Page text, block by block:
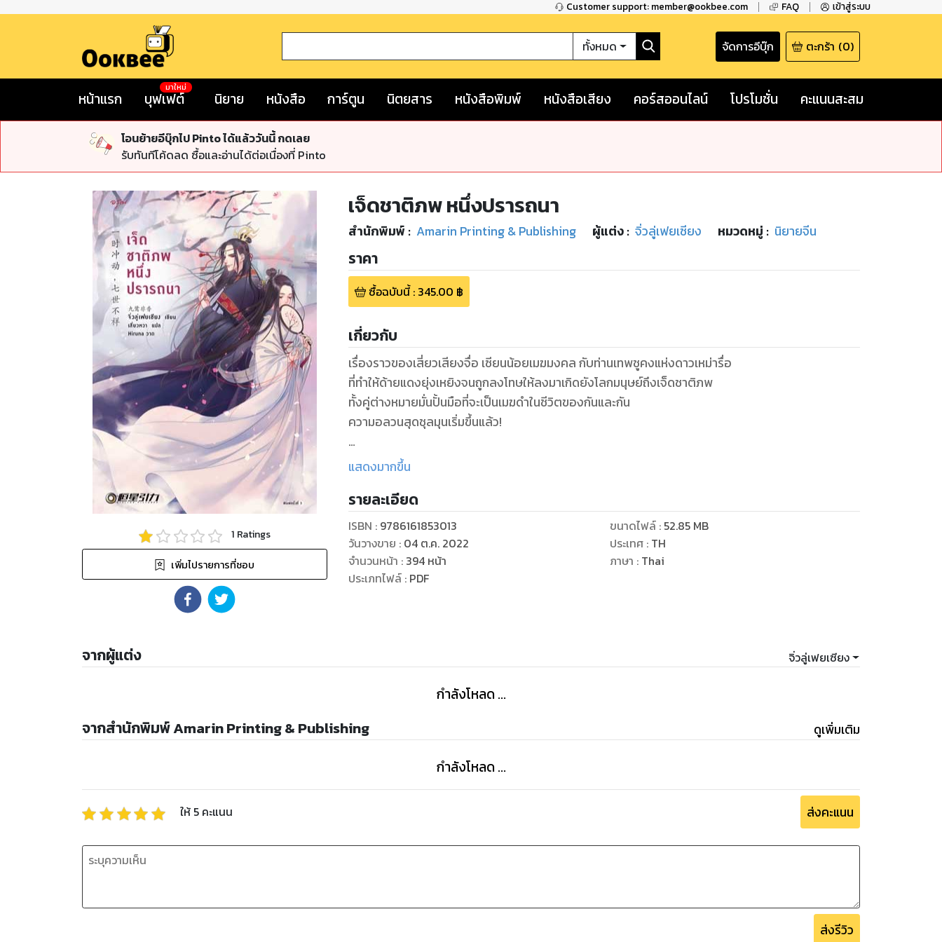
Customer support: member@ookbee.com FAQ เข้าสู่ระบบ
ทั้งหมด จัดการอีบุ๊ก ตะกร้า (0)
หน้าแรก บุฟเฟต์
มาใหม่
นิยาย หนังสือ การ์ตูน นิตยสาร หนังสือพิมพ์ หนังสือเสียง คอร์สออนไลน์ โปรโมชั่น คะแนนสะสม
โอนย้ายอีบุ๊กไป Pinto ได้แล้ววันนี้ กดเลย
รับทันทีโค้ดลด ซื้อและอ่านได้ต่อเนื่องที่ Pinto
1 Ratings
เพิ่มไปรายการที่ชอบ
เจ็ดชาติภพ หนึ่งปรารถนา
สำนักพิมพ์ : Amarin Printing & Publishing ผู้แต่ง : จิ่วลู่เฟยเซียง หมวดหมู่ : นิยายจีน
ราคา
ซื้อฉบับนี้: 345.00 ฿
เกี่ยวกับ
เรื่องราวของเสี่ยวเสียงจื่อ เซียนน้อยเมฆมงคล กับท่านเทพชูคงแห่งดาวเหม่ารื่อ
ที่ทำให้ด้ายแดงยุ่งเหยิงจนถูกลงโทษให้ลงมาเกิดยังโลกมนุษย์ถึงเจ็ดชาติภพ
ทั้งคู่ต่างหมายมั่นปั้นมือที่จะเป็นเมฆดำในชีวิตของกันและกัน
ความอลวนสุดชุลมุนเริ่มขึ้นแล้ว!
ยามที่ข้ายังเป็นเพียงเมฆมงคลที่ไร้ความรู้สึก
เมื่อผู้เฒ่าจันทราเมาสุรา ข้าจึงมีวาสนาได้เป็นเซียนตลอดหลายร้อยปี
ทุกๆ วันก็เป็นเหมือนเช่นเดิม แต่แล้วมิรู้ว่าเริ่มเปลี่ยนไปตั้งแต่เมื่อใด…
ดูเหมือนจะเป็นยามที่ชายหนุ่มชุดแดงร่วงลงมาจากสวรรค์
ชีวิตของข้าก็ไม่เหมือนเดิมอีกต่อไป
“ข้าจะทำให้ขีวิตเจ้าดำมืดเป็นเมฆดำ
แสดงมากขึ้น
รายละเอียด
ISBN : 9786161853013
วันวางขาย : 04 ต.ค. 2022
จำนวนหน้า : 394 หน้า
ประเภทไฟล์: PDF
ขนาดไฟล์: 52.85 MB
ประเทศ : TH
ภาษา : Thai
จากผู้แต่ง จิ่วลู่เฟยเซียง
กำลังโหลด ...
จากสำนักพิมพ์ Amarin Printing & Publishing ดูเพิ่มเติม
กำลังโหลด ...
ให้ 5 คะแนน ส่งคะแนน
ส่งรีวิว